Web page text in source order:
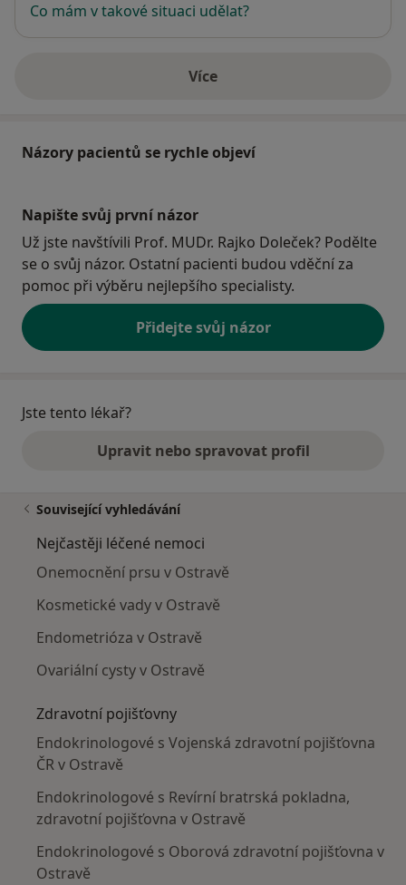
Co mám v takové situaci udělat?
Víceo adrese
Názory pacientů se rychle objeví
Napište svůj první názor
Už jste navštívili Prof. MUDr. Rajko Doleček? Podělte
se o svůj názor. Ostatní pacienti budou vděční za
pomoc při výběru nejlepšího specialisty.
Přidejte svůj názor
Jste tento lékař?
Upravit nebo spravovat profil
Související vyhledávání
Nejčastěji léčené nemoci
Onemocnění prsu v Ostravě
Kosmetické vady v Ostravě
Endometrióza v Ostravě
Ovariální cysty v Ostravě
Zdravotní pojišťovny
Endokrinologové s Vojenská zdravotní pojišťovna
ČR v Ostravě
Endokrinologové s Revírní bratrská pokladna,
zdravotní pojišťovna v Ostravě
Endokrinologové s Oborová zdravotní pojišťovna v
Ostravě